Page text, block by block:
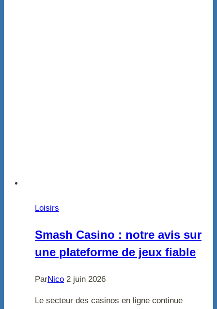
Loisirs
Smash Casino : notre avis sur
une plateforme de jeux fiable
ParNico 2 juin 2026
Le secteur des casinos en ligne continue